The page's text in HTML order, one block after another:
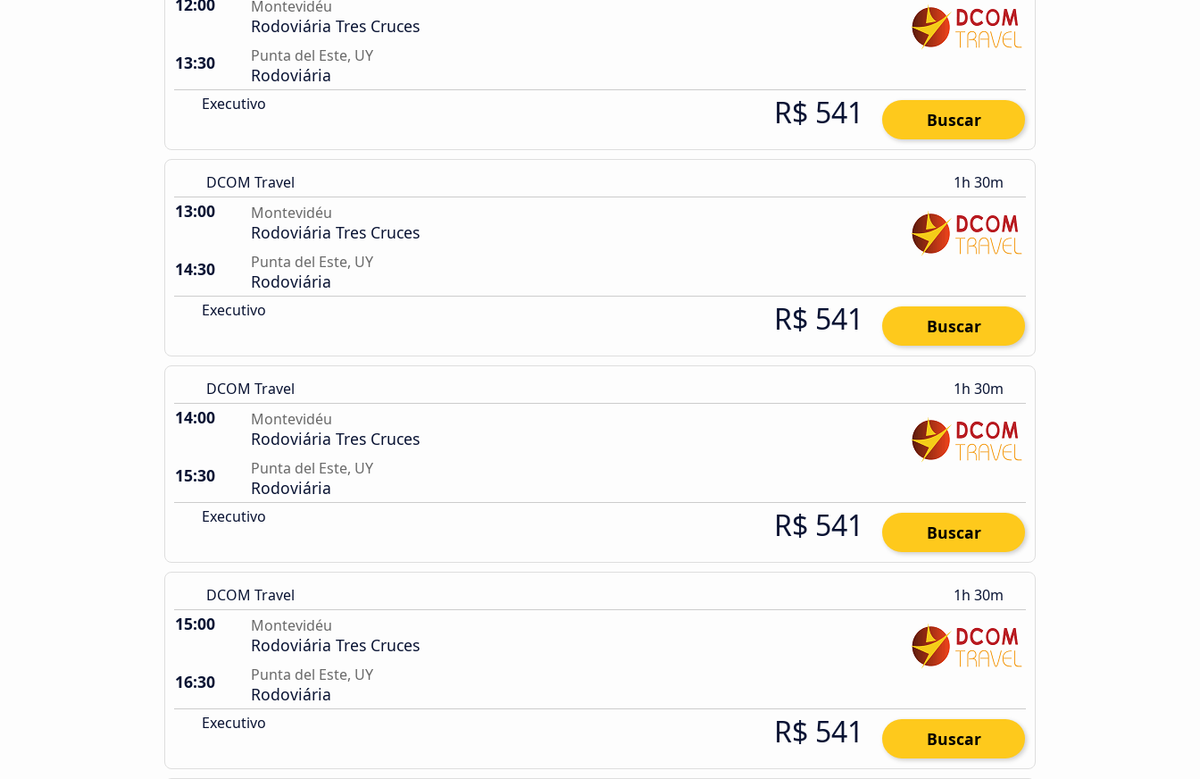
12:00 Montevidéu
Rodoviária Tres Cruces
13:30
Punta del Este, UY
Rodoviária
Executivo R$ 541 Buscar
DCOM Travel 1h 30m
13:00 Montevidéu
Rodoviária Tres Cruces
14:30
Punta del Este, UY
Rodoviária
Executivo R$ 541 Buscar
DCOM Travel 1h 30m
14:00 Montevidéu
Rodoviária Tres Cruces
15:30
Punta del Este, UY
Rodoviária
Executivo R$ 541 Buscar
DCOM Travel 1h 30m
15:00 Montevidéu
Rodoviária Tres Cruces
16:30
Punta del Este, UY
Rodoviária
Executivo R$ 541 Buscar